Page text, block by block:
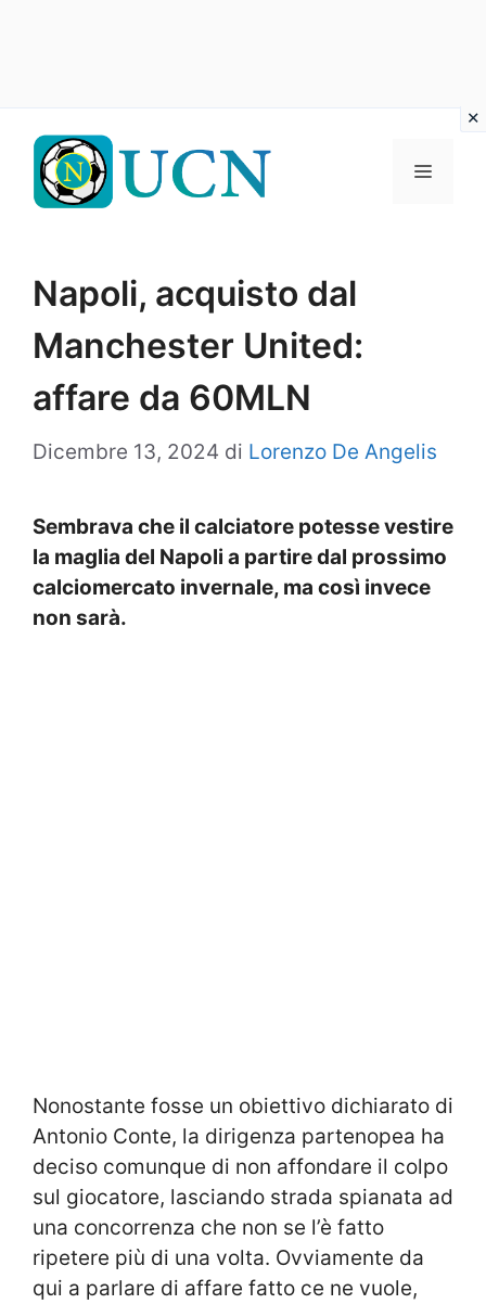
contenuto
Menu
Napoli, acquisto dal
Manchester United:
affare da 60MLN
Dicembre 13, 2024 di Lorenzo De Angelis
Sembrava che il calciatore potesse vestire
la maglia del Napoli a partire dal prossimo
calciomercato invernale, ma così invece
non sarà.
Nonostante fosse un obiettivo dichiarato di
Antonio Conte, la dirigenza partenopea ha
deciso comunque di non affondare il colpo
sul giocatore, lasciando strada spianata ad
una concorrenza che non se l’è fatto
ripetere più di una volta. Ovviamente da
qui a parlare di affare fatto ce ne vuole,